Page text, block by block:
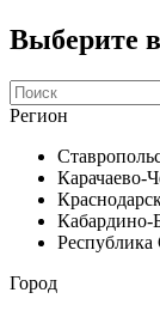
Выберите
Регион
Карачаево-
Кабардино-
Республика
Город